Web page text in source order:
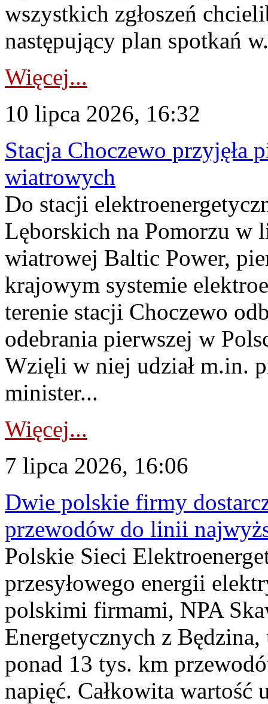
wszystkich zgłoszeń
następujący plan spotkań
Więcej...
10 lipca 2026, 16:32
Stacja Choczewo przyjęła
wiatrowych
Do stacji
Lęborskich na Pomorzu w
wiatrowej Baltic Power,
krajowym systemie
terenie stacji Choczewo
odebrania pierwszej w
Wzięli w niej udział m.in.
minister...
Więcej...
7 lipca 2026, 16:06
Dwie polskie firmy
przewodów do linii
Polskie Sieci
przesyłowego energii
polskimi firmami, NPA
Energetycznych z
ponad 13 tys. km
napięć. Całkowita